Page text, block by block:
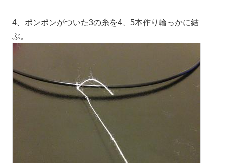
4、ポンポンがついた3の糸を4、5本作り輪っかに結
ぶ。